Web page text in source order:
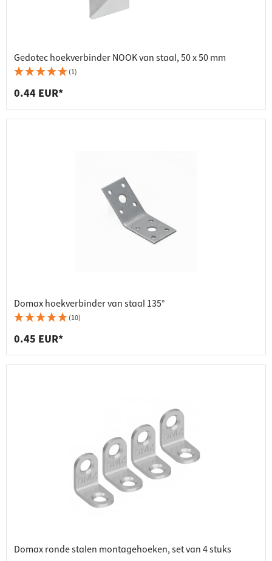
Gedotec hoekverbinder NOOK van staal, 50 x 50 mm
(1)
0.44 EUR*
Domax hoekverbinder van staal 135°
(10)
0.45 EUR*
Domax ronde stalen montagehoeken, set van 4 stuks